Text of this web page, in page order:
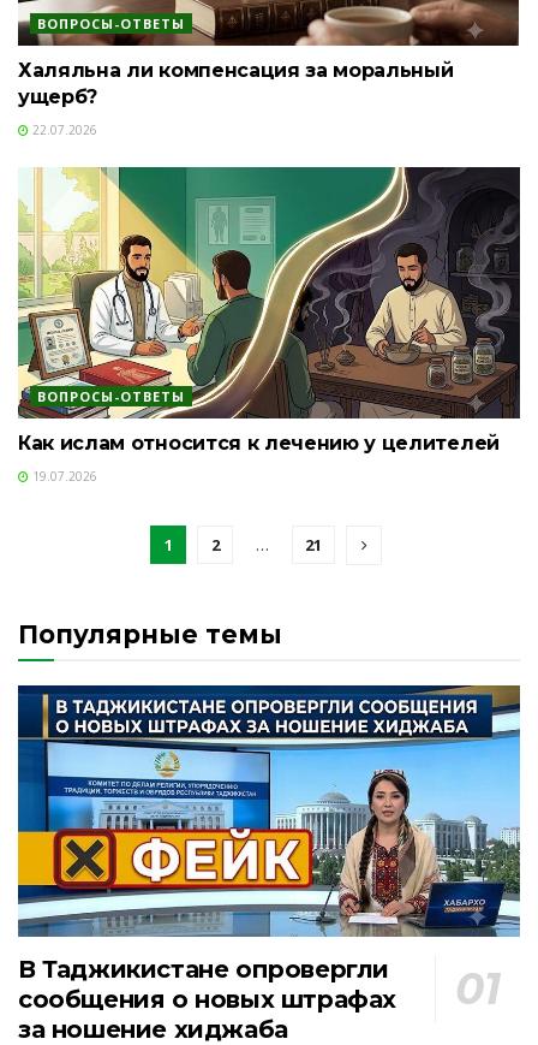
ВОПРОСЫ-ОТВЕТЫ
Халяльна ли компенсация за моральный
ущерб?
22.07.2026
ВОПРОСЫ-ОТВЕТЫ
Как ислам относится к лечению у целителей
19.07.2026
1 2 … 21
Популярные темы
В Таджикистане опровергли
сообщения о новых штрафах
за ношение хиджаба